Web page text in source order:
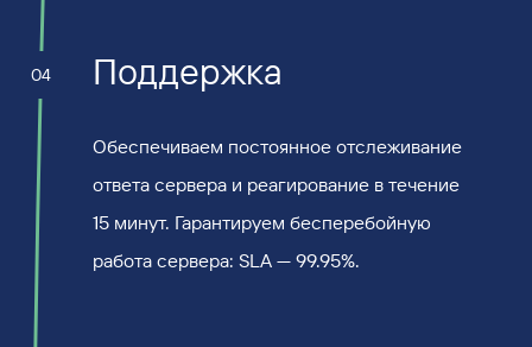
04 Поддержка
Обеспечиваем постоянное отслеживание
ответа сервера и реагирование в течение
15 минут. Гарантируем бесперебойную
работа сервера: SLA — 99.95%.